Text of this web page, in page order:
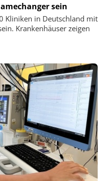
sein
Kliniken in Deutschland mit
Krankenhäuser zeigen